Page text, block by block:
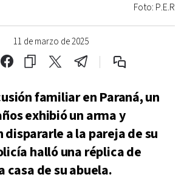
11 de marzo de 2025
Foto: P.E.R
familiar en Paraná, un
exhibió un arma y
dispararle a la pareja de su
halló una réplica de
casa de su abuela.